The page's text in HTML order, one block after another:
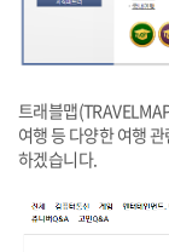
트래블맵
여행 등 다양한 여행
하겠습니다.